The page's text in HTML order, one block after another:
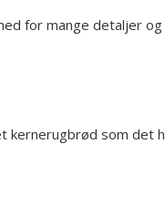
for mange detaljer
kernerugbrød som det